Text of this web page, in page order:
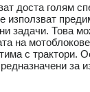
доста голям
използват
задачи. Това
на
с трактори.
за